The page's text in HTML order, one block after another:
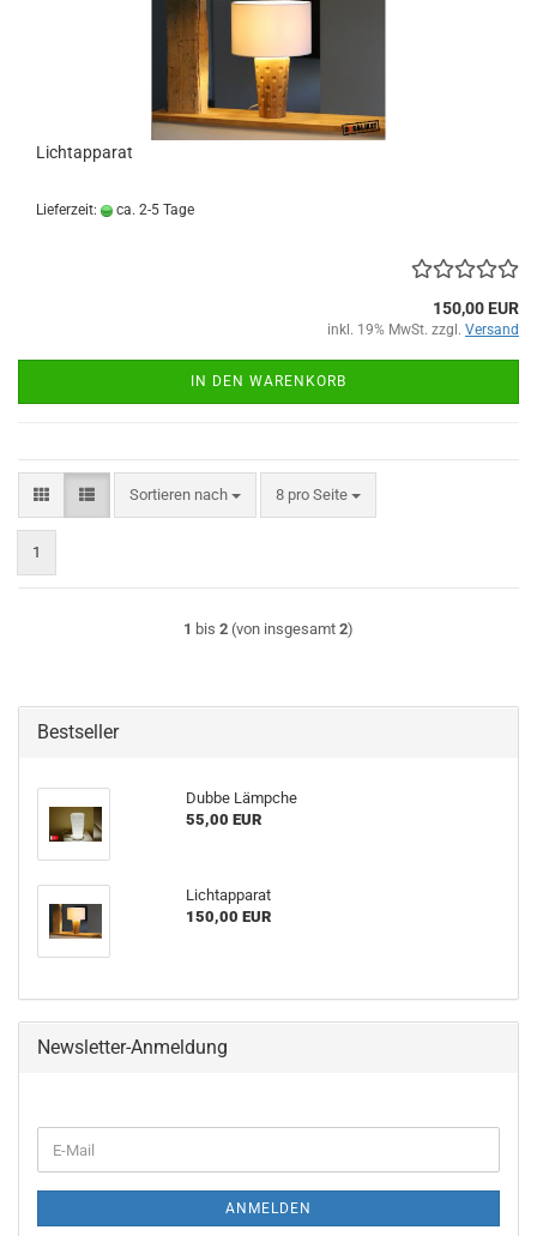
Lichtapparat
Lieferzeit: ca. 2-5 Tage
150,00 EUR
inkl. 19% MwSt. zzgl. Versand
IN DEN WARENKORB
Sortieren nach
Sortieren nach 8 pro Seite
pro Seite
1
1 bis 2 (von insgesamt 2)
Bestseller
Dubbe Lämpche
55,00 EUR
Lichtapparat
150,00 EUR
Newsletter-Anmeldung
ZUR
E-
Mail
ANMELDEN